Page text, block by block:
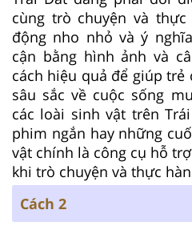
cùng trò chuyện và
động nho nhỏ và ý
cận bằng hình ảnh và
cách hiệu quả để giúp
sâu sắc về cuộc sống
các loài sinh vật trên
phim ngắn hay những
vật chính là công cụ hỗ
khi trò chuyện và thực
Cách 2